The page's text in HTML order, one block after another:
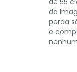
da
perda
e